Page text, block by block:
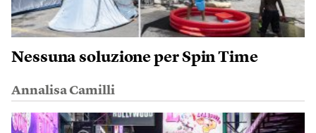
Nessuna soluzione per Spin Time
Annalisa Camilli